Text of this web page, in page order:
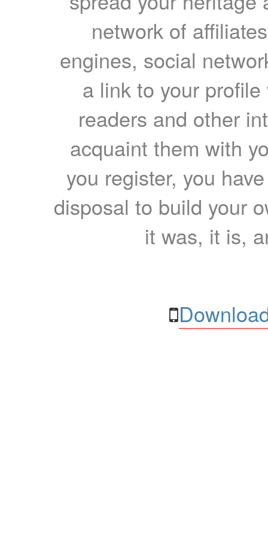
network of
engines, social
a link to your
readers and other
acquaint them with
you register, you
disposal to build your
it was, it is,